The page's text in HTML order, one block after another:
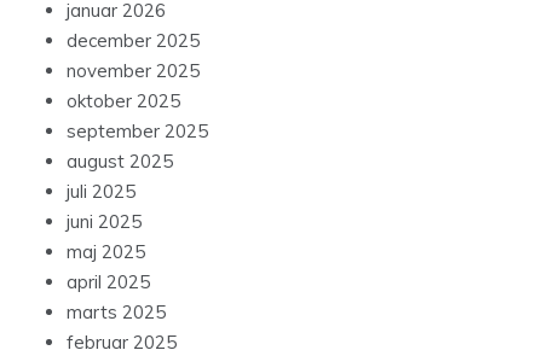
januar 2026
december 2025
november 2025
oktober 2025
september 2025
august 2025
juli 2025
juni 2025
maj 2025
april 2025
marts 2025
februar 2025